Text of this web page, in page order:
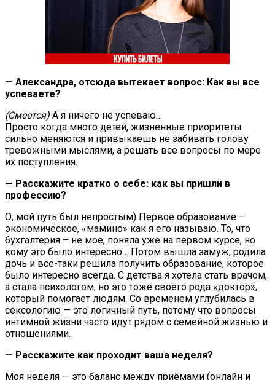
— Александра, отсюда вытекает вопрос: Как вы все
успеваете?
(Смеется) А я ничего не успеваю…
Просто когда много детей, жизненные приоритеты
сильно меняются и привыкаешь не забивать голову
тревожными мыслями, а решать все вопросы по мере
их поступления.
— Расскажите кратко о себе: как вы пришли в
профессию?
О, мой путь был непростым) Первое образование –
экономическое, «мамино» как я его называю. То, что
бухгалтерия – не мое, поняла уже на первом курсе, но
кому это было интересно… Потом вышла замуж, родила
дочь и все-таки решила получить образование, которое
было интересно всегда. С детства я хотела стать врачом,
а стала психологом, но это тоже своего рода «доктор»,
который помогает людям. Со временем углубилась в
сексологию — это логичный путь, потому что вопросы
интимной жизни часто идут рядом с семейной жизнью и
отношениями.
— Расскажите как проходит ваша неделя?
Моя неделя — это баланс между приёмами (онлайн и